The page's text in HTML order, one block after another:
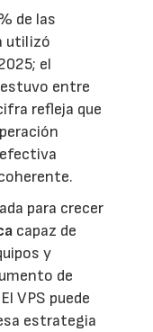
de las
utilizó
el
entre
refleja que
para crecer
capaz de
y
de
VPS puede
estrategia